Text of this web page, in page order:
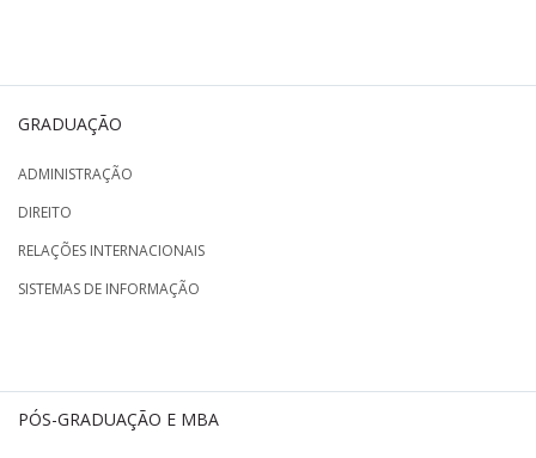
GRADUAÇÃO
ADMINISTRAÇÃO
DIREITO
RELAÇÕES INTERNACIONAIS
SISTEMAS DE INFORMAÇÃO
PÓS-GRADUAÇÃO E MBA